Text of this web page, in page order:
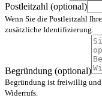
Postleitzahl (optional)
Wenn Sie die Postleitzahl
zusätzliche Identifizierung.
Begründung (optional)
Begründung ist freiwillig und
Widerrufs.